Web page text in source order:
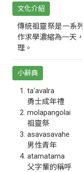
文化介紹
傳統祖靈祭是一系
作求學濃縮為一天
理。
小辭典
ta‘avalra
勇士成年禮
molapangolai
祖靈祭
asavasavahe
男性青年
atamatama
父字輩的稱呼